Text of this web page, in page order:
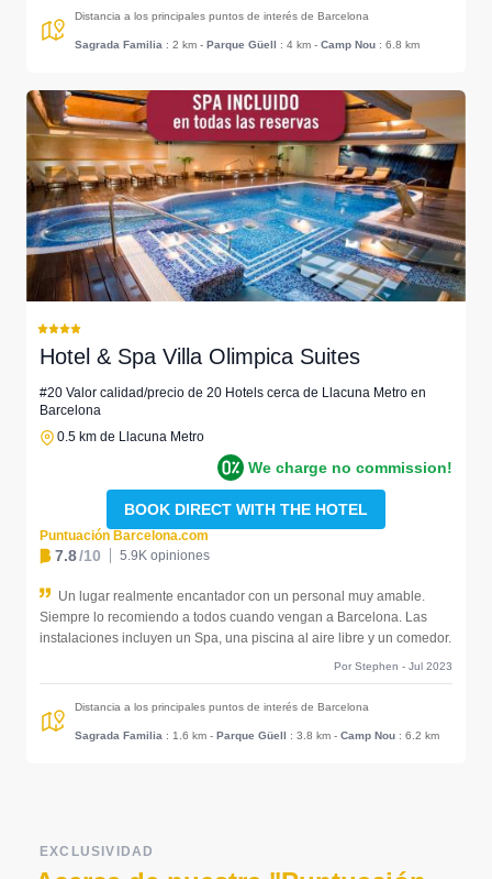
Distancia a los principales puntos de interés de Barcelona
Sagrada Familia : 2 km - Parque Güell : 4 km - Camp Nou : 6.8 km
Hotel & Spa Villa Olimpica Suites
#20 Valor calidad/precio de 20 Hotels cerca de Llacuna Metro en
Barcelona
0.5 km de Llacuna Metro
We charge no commission!
BOOK DIRECT WITH THE HOTEL
Puntuación Barcelona.com
7.8/10 5.9K opiniones
Un lugar realmente encantador con un personal muy amable.
Siempre lo recomiendo a todos cuando vengan a Barcelona. Las
instalaciones incluyen un Spa, una piscina al aire libre y un comedor.
Por Stephen - Jul 2023
Distancia a los principales puntos de interés de Barcelona
Sagrada Familia : 1.6 km - Parque Güell : 3.8 km - Camp Nou : 6.2 km
EXCLUSIVIDAD